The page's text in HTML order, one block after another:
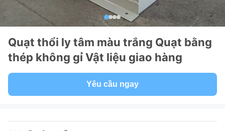
Quạt thổi ly tâm màu trắng Quạt bằng
thép không gỉ Vật liệu giao hàng
Yêu cầu ngay